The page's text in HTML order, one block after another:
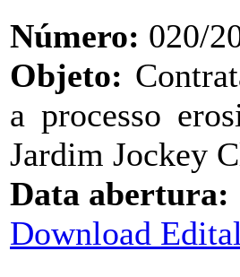
Número: 020/
Objeto:
a processo
Jardim Jockey
Data abertura:
Download